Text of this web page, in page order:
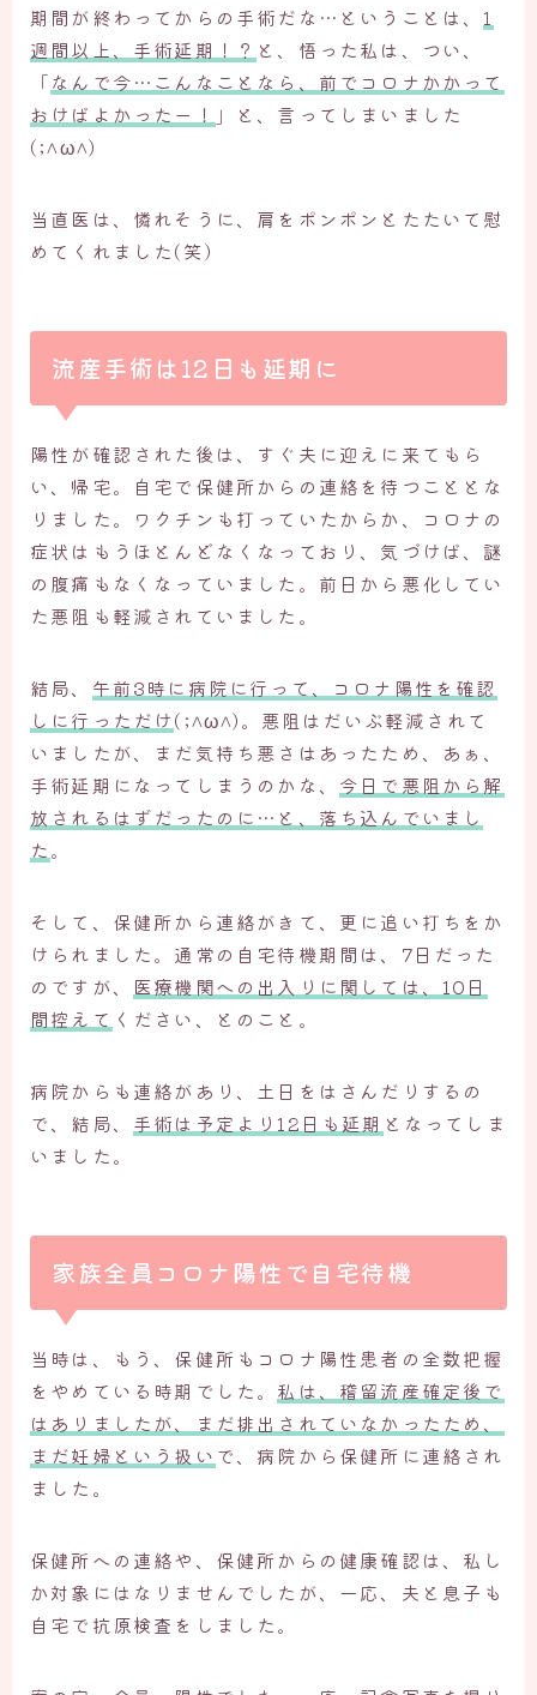
期間が終わってからの手術だな…ということは、1
週間以上、手術延期！？ と、悟った私は、つい、
「なんで今…こんなことなら、前でコロナかかって
おけばよかったー！ 」と、言ってしまいました
(;^ω^)
当直医は、憐れそうに、肩をポンポンとたたいて慰
めてくれました(笑）
流産手術は12日も延期に
陽性が確認された後は、すぐ夫に迎えに来てもら
い、帰宅。自宅で保健所からの連絡を待つこととな
りました。ワクチンも打っていたからか、コロナの
症状はもうほとんどなくなっており、気づけば、謎
の腹痛もなくなっていました。前日から悪化してい
た悪阻も軽減されていました。
結局、 午前3時に病院に行って、コロナ陽性を確認
しに行っただけ(;^ω^)。悪阻はだいぶ軽減されて
いましたが、まだ気持ち悪さはあったため、あぁ、
手術延期になってしまうのかな、 今日で悪阻から解
放されるはずだったのに…と、落ち込んでいまし
た。
そして、保健所から連絡がきて、更に追い打ちをか
けられました。通常の自宅待機期間は、7日だった
のですが、 医療機関への出入りに関しては、10日
間控えて ください、とのこと。
病院からも連絡があり、土日をはさんだりするの
で、結局、 手術は予定より12日も延期 となってしま
いました。
家族全員コロナ陽性で自宅待機
当時は、もう、保健所もコロナ陽性患者の全数把握
をやめている時期でした。 私は、稽留流産確定後で
はありましたが、まだ排出されていなかったため、
まだ妊婦という扱い で、病院から保健所に連絡され
ました。
保健所への連絡や、保健所からの健康確認は、私し
か対象にはなりませんでしたが、一応、夫と息子も
自宅で抗原検査をしました。